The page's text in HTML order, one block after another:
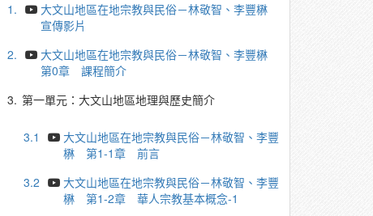
1.
大文山地區在地宗教與民俗－林敬智、李豐楙
宣傳影片
2.
大文山地區在地宗教與民俗－林敬智、李豐楙
第0章 課程簡介
3. 第一單元：大文山地區地理與歷史簡介
3.1
大文山地區在地宗教與民俗－林敬智、李豐
楙 第1-1章 前言
3.2
大文山地區在地宗教與民俗－林敬智、李豐
楙 第1-2章 華人宗教基本概念-1